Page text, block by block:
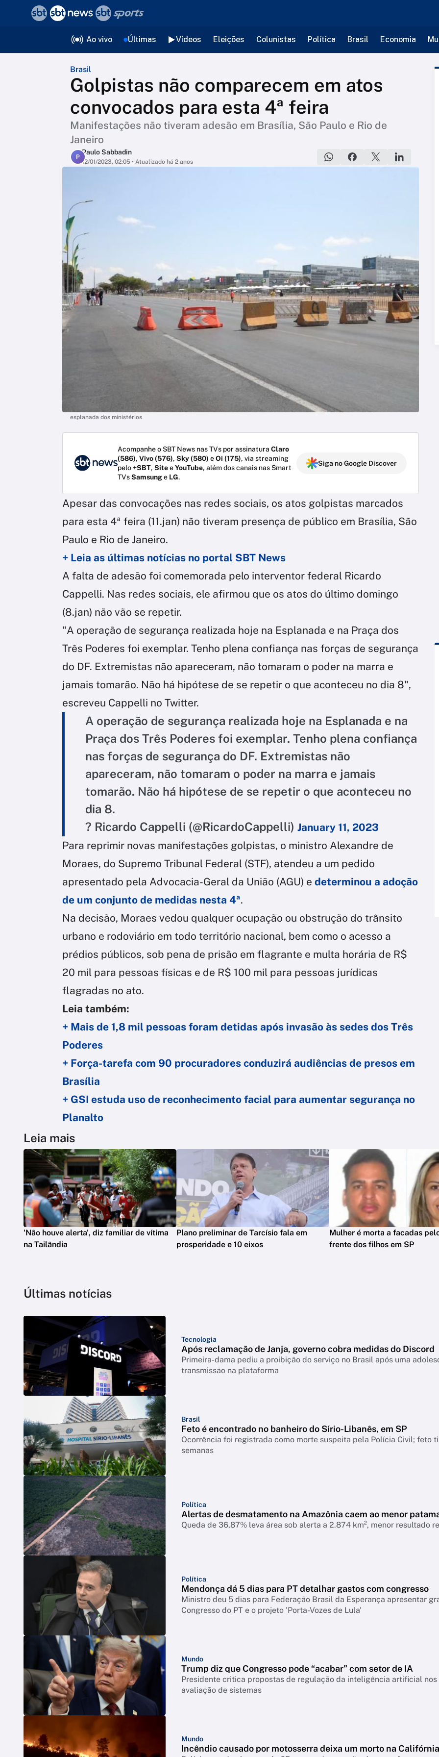
Ao vivo Últimas Vídeos Eleições Colunistas Política Brasil Economia
Brasil
Golpistas não comparecem em atos
convocados para esta 4ª feira
Manifestações não tiveram adesão em Brasília, São Paulo e Rio de
Janeiro
P
Paulo Sabbadin
12/01/2023, 02:05 • Atualizado há 2 anos
esplanada dos ministérios
Acompanhe o SBT News nas TVs por assinatura Claro
(586), Vivo (576), Sky (580) eOi (175), via streaming
pelo+SBT, SiteeYouTube, além dos canais nas Smart
TVsSamsunge LG.
Siga no Google Discover
Apesar das convocações nas redes sociais, os atos golpistas marcados
para esta 4ª feira (11.jan) não tiveram presença de público em Brasília, São
Paulo e Rio de Janeiro.
+ Leia as últimas notícias no portal SBT News
A falta de adesão foi comemorada pelo interventor federal Ricardo
Cappelli. Nas redes sociais, ele afirmou que os atos do último domingo
(8.jan) não vão se repetir.
"A operação de segurança realizada hoje na Esplanada e na Praça dos
Três Poderes foi exemplar. Tenho plena confiança nas forças de segurança
do DF. Extremistas não apareceram, não tomaram o poder na marra e
jamais tomarão. Não há hipótese de se repetir o que aconteceu no dia 8",
escreveu Cappelli no Twitter.
A operação de segurança realizada hoje na Esplanada e na
Praça dos Três Poderes foi exemplar. Tenho plena confiança
nas forças de segurança do DF. Extremistas não
apareceram, não tomaram o poder na marra e jamais
tomarão. Não há hipótese de se repetir o que aconteceu no
dia 8.
? Ricardo Cappelli (@RicardoCappelli) January 11, 2023
Para reprimir novas manifestações golpistas, o ministro Alexandre de
Moraes, do Supremo Tribunal Federal (STF), atendeu a um pedido
apresentado pela Advocacia-Geral da União (AGU) e determinou a adoção
de um conjunto de medidas nesta 4ª.
Na decisão, Moraes vedou qualquer ocupação ou obstrução do trânsito
urbano e rodoviário em todo território nacional, bem como o acesso a
prédios públicos, sob pena de prisão em flagrante e multa horária de R$
20 mil para pessoas físicas e de R$ 100 mil para pessoas jurídicas
flagradas no ato.
Leia também:
+ Mais de 1,8 mil pessoas foram detidas após invasão às sedes dos Três
Poderes
+ Força-tarefa com 90 procuradores conduzirá audiências de presos em
Brasília
+ GSI estuda uso de reconhecimento facial para aumentar segurança no
Planalto
Leia mais
'Não houve alerta', diz familiar de vítima
na Tailândia
Plano preliminar de Tarcísio fala em
prosperidade e 10 eixos
Mulher é morta a facadas
frente dos filhos em SP
Últimas notícias
Tecnologia
Após reclamação de Janja, governo cobra medidas do Discord
Primeira-dama pediu a proibição do serviço no Brasil após uma
transmissão na plataforma
Brasil
Feto é encontrado no banheiro do Sírio-Libanês, em SP
Ocorrência foi registrada como morte suspeita pela Polícia Civil; feto
semanas
Política
Alertas de desmatamento na Amazônia caem ao menor
Queda de 36,87% leva área sob alerta a 2.874 km², menor resultado
Política
Mendonça dá 5 dias para PT detalhar gastos com congresso
Ministro deu 5 dias para Federação Brasil da Esperança apresentar
Congresso do PT e o projeto 'Porta-Vozes de Lula'
Mundo
Trump diz que Congresso pode “acabar” com setor de IA
Presidente critica propostas de regulação da inteligência artificial nos
avaliação de sistemas
Mundo
Incêndio causado por motosserra deixa um morto na Califórnia
voltar
Editorias